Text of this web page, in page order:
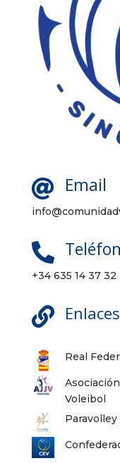
 Email

+34 635 14 37 32

Real
Voleibol